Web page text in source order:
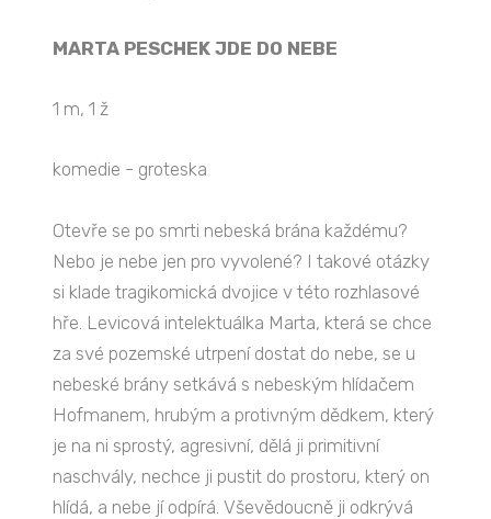
MARTA PESCHEK JDE DO NEBE
1 m, 1 ž
komedie - groteska
Otevře se po smrti nebeská brána každému?
Nebo je nebe jen pro vyvolené? I takové otázky
si klade tragikomická dvojice v této rozhlasové
hře. Levicová intelektuálka Marta, která se chce
za své pozemské utrpení dostat do nebe, se u
nebeské brány setkává s nebeským hlídačem
Hofmanem, hrubým a protivným dědkem, který
je na ni sprostý, agresivní, dělá ji primitivní
naschvály, nechce ji pustit do prostoru, který on
hlídá, a nebe jí odpírá. Vševědoucně ji odkrývá